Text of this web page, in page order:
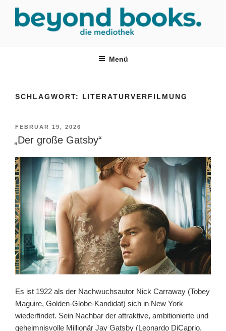
springen
Menü
SCHLAGWORT: LITERATURVERFILMUNG
VERÖFFENTLICHT
AM
FEBRUAR 19, 2026
„Der große Gatsby“
Es ist 1922 als der Nachwuchsautor Nick Carraway (Tobey
Maguire, Golden-Globe-Kandidat) sich in New York
wiederfindet. Sein Nachbar der attraktive, ambitionierte und
geheimnisvolle Millionär Jay Gatsby (Leonardo DiCaprio,